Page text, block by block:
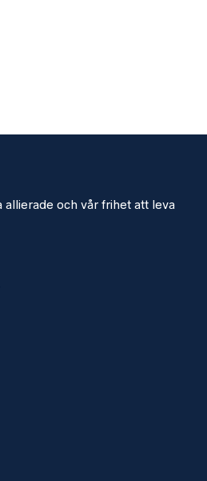
allierade och vår frihet att leva